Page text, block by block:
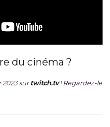
du cinéma ?
2023 surtwitch.tv ! Regardez-le